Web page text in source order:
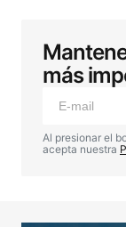
Tu
publicada.
marcados
Comentario*
más
Al presionar el
acepta nuestra